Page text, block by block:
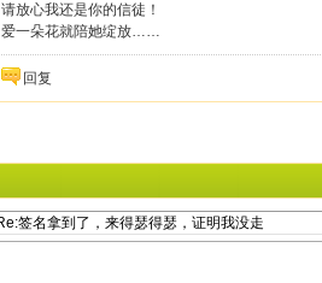
请放心我还是你的信徒！
爱一朵花就陪她绽放……
回复